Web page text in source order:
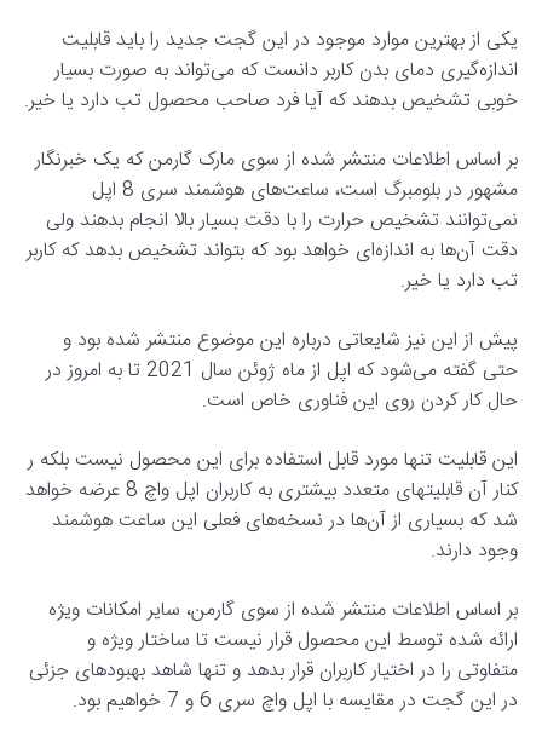
یکی از بهترین موارد موجود در این گجت جدید را باید قابلیت
اندازه‌گیری دمای بدن کاربر دانست که می‌تواند به صورت بسیار
خوبی تشخیص بدهند که آیا فرد صاحب محصول تب دارد یا خیر.
بر اساس اطلاعات منتشر شده از سوی مارک گارمن که یک خبرنگار
مشهور در بلومبرگ است، ساعت‌های هوشمند سری 8 اپل
نمی‌توانند تشخیص حرارت را با دقت بسیار بالا انجام بدهند ولی
دقت آن‌ها به اندازه‌ای خواهد بود که بتواند تشخیص بدهد که کاربر
تب دارد یا خیر.
پیش از این نیز شایعاتی درباره این موضوع منتشر شده بود و
حتی گفته می‌شود که اپل از ماه ژوئن سال 2021 تا به امروز در
حال کار کردن روی این فناوری خاص است.
این قابلیت‌ تنها مورد قابل استفاده برای این محصول نیست بلکه ر
کنار آن قابلیتهای متعدد بیشتری به کاربران اپل واچ 8 عرضه خواهد
شد که بسیاری از آن‌ها در نسخه‌های فعلی این ساعت هوشمند
وجود دارند.
بر اساس اطلاعات منتشر شده از سوی گارمن، سایر امکانات ویژه
ارائه شده توسط این محصول قرار نیست تا ساختار ویژه و
متفاوتی را در اختیار کاربران قرار بدهد و تنها شاهد بهبودهای جزئی
در این گجت در مقایسه با اپل واچ سری 6 و 7 خواهیم بود.